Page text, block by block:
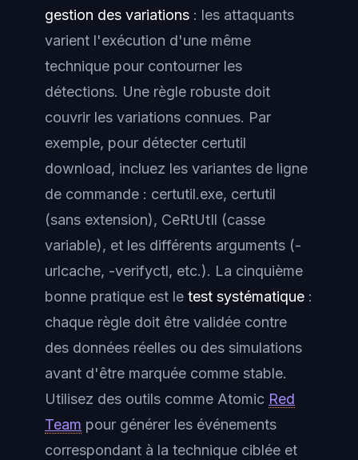
gestion des variations : les attaquants
varient l'exécution d'une même
technique pour contourner les
détections. Une règle robuste doit
couvrir les variations connues. Par
exemple, pour détecter certutil
download, incluez les variantes de ligne
de commande : certutil.exe, certutil
(sans extension), CeRtUtIl (casse
variable), et les différents arguments (-
urlcache, -verifyctl, etc.). La cinquième
bonne pratique est le test systématique :
chaque règle doit être validée contre
des données réelles ou des simulations
avant d'être marquée comme stable.
Utilisez des outils comme Atomic Red
Team pour générer les événements
correspondant à la technique ciblée et